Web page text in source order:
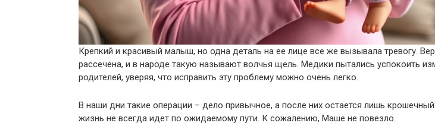
Крепкий и красивый малыш, но одна деталь на ее лице все же вызывала тревогу.
рассечена, и в народе такую называют волчья щель. Медики пытались успокоить
родителей, уверяя, что исправить эту проблему можно очень легко.
В наши дни такие операции – дело привычное, а после них остается лишь
жизнь не всегда идет по ожидаемому пути. К сожалению, Маше не повезло.